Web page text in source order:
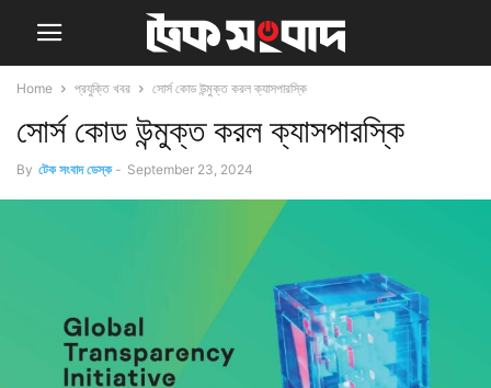
Home প্রযুক্তি খবর সোর্স কোড উন্মুক্ত করল ক্যাসপারস্কি
সোর্স কোড উন্মুক্ত করল ক্যাসপারস্কি
By টেক সংবাদ ডেস্ক - September 23, 2024